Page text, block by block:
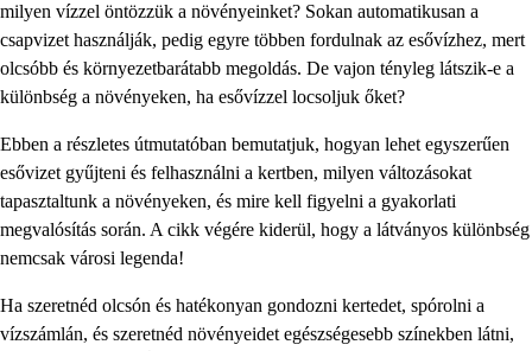
milyen vízzel öntözzük a növényeinket? Sokan automatikusan a
csapvizet használják, pedig egyre többen fordulnak az esővízhez, mert
olcsóbb és környezetbarátabb megoldás. De vajon tényleg látszik-e a
különbség a növényeken, ha esővízzel locsoljuk őket?
Ebben a részletes útmutatóban bemutatjuk, hogyan lehet egyszerűen
esővizet gyűjteni és felhasználni a kertben, milyen változásokat
tapasztaltunk a növényeken, és mire kell figyelni a gyakorlati
megvalósítás során. A cikk végére kiderül, hogy a látványos különbség
nemcsak városi legenda!
Ha szeretnéd olcsón és hatékonyan gondozni kertedet, spórolni a
vízszámlán, és szeretnéd növényeidet egészségesebb színekben látni,